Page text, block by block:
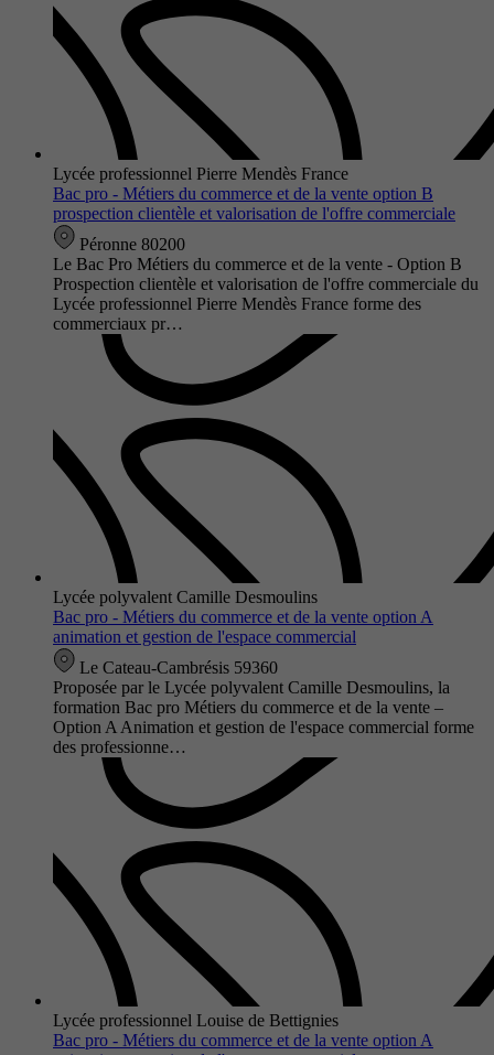
Lycée professionnel Pierre Mendès France
Bac pro - Métiers du commerce et de la vente option B
prospection clientèle et valorisation de l'offre commerciale
Péronne 80200
Le Bac Pro Métiers du commerce et de la vente - Option B
Prospection clientèle et valorisation de l'offre commerciale du
Lycée professionnel Pierre Mendès France forme des
commerciaux pr…
Lycée polyvalent Camille Desmoulins
Bac pro - Métiers du commerce et de la vente option A
animation et gestion de l'espace commercial
Le Cateau-Cambrésis 59360
Proposée par le Lycée polyvalent Camille Desmoulins, la
formation Bac pro Métiers du commerce et de la vente –
Option A Animation et gestion de l'espace commercial forme
des professionne…
Lycée professionnel Louise de Bettignies
Bac pro - Métiers du commerce et de la vente option A